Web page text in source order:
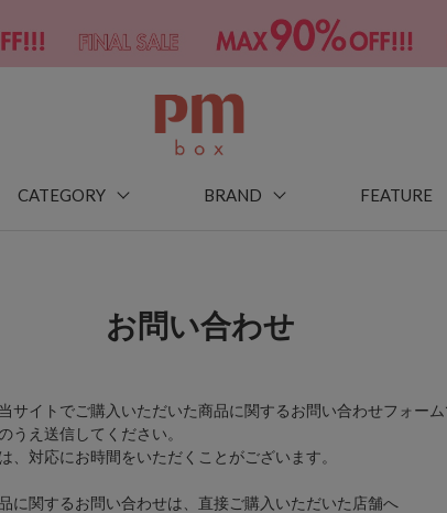
CATEGORY BRAND FEATURE
お問い合わせ
サイトでご購入いただいた商品に関するお問い合わせフォーム
うえ送信してください。
対応にお時間をいただくことがございます。
関するお問い合わせは、直接ご購入いただいた店舗へ